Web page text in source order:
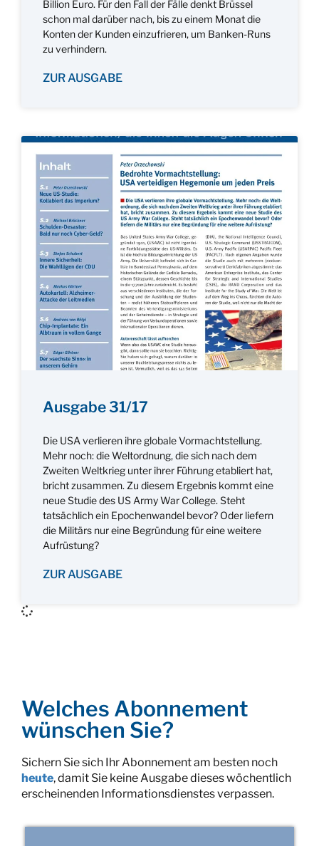
Billion Euro. Für den Fall der Fälle denkt Brüssel
schon mal darüber nach, bis zu einem Monat die
Konten der Kunden einzufrieren, um Banken-Runs
zu verhindern.
ZUR AUSGABE
Ausgabe 31/17
Die USA verlieren ihre globale Vormachtstellung.
Mehr noch: die Weltordnung, die sich nach dem
Zweiten Weltkrieg unter ihrer Führung etabliert hat,
bricht zusammen. Zu diesem Ergebnis kommt eine
neue Studie des US Army War College. Steht
tatsächlich ein Epochenwandel bevor? Oder liefern
die Militärs nur eine Begründung für eine weitere
Aufrüstung?
ZUR AUSGABE
Welches Abonnement
wünschen Sie?
Sichern Sie sich Ihr Abonnement am besten noch
heute, damit Sie keine Ausgabe dieses wöchentlich
erscheinenden Informationsdienstes verpassen.